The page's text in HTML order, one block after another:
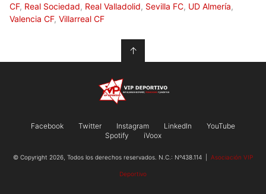
CF, Real Sociedad, Real Valladolid, Sevilla FC, UD Almería,
Valencia CF, Villarreal CF
↑
Facebook Twitter Instagram LinkedIn
YouTube
Spotify
iVoox
© Copyright 2026, Todos los derechos reservados. N.C.: Nº438.114 | Asociación VIP
Deportivo